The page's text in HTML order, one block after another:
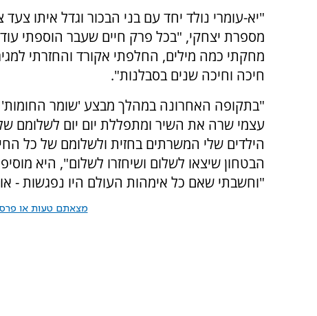
"יא-עומרי נולד יחד עם בני הבכור וגדל איתו
מספרת יצחקי, "בכל פרק חיים שעבר הוספתי
מחקתי כמה מילים, החלפתי אקורד והחזרתי
חיכה וחיכה שנים בסבלנות".
"בתקופה האחרונה במהלך מבצע 'שומר
עצמי שרה את השיר ומתפללת יום יום לשלומם
הילדים שלי המשרתים בחזית ולשלומם של כל
הבטחון שיצאו לשלום ושיחזרו לשלום", היא
"וחשבתי שאם כל אימהות העולם היו נפגשות -
מצאתם טעות או